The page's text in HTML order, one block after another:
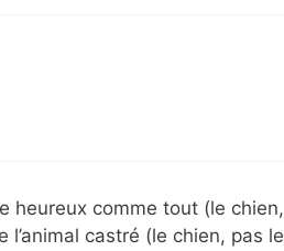
heureux comme tout (le chien,
l’animal castré (le chien, pas le